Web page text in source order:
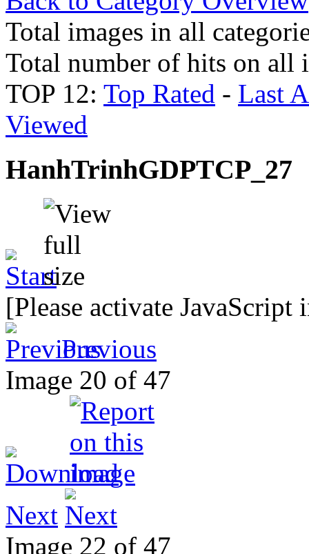
Total images in all
Total number of hits on all
TOP 12: Top Rated - Last
Viewed
HanhTrinhGDPTCP_27
[Please activate
Previous
Image 20 of 47
Next
Image 22 of 47